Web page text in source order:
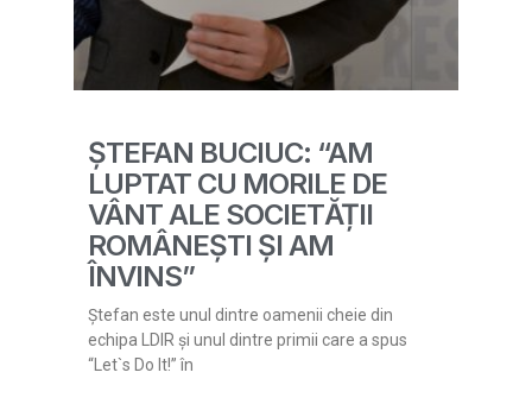
ȘTEFAN BUCIUC: “AM
LUPTAT CU MORILE DE
VÂNT ALE SOCIETĂȚII
ROMÂNEȘTI ȘI AM
ÎNVINS”
Ștefan este unul dintre oamenii cheie din
echipa LDIR și unul dintre primii care a spus
“Let`s Do It!” în